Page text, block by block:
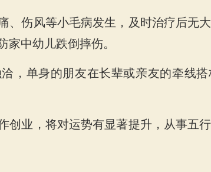
、伤风等小毛病发生，及时治疗后无
家中幼儿跌倒摔伤。
，单身的朋友在长辈或亲友的牵线
创业，将对运势有显著提升，从事五